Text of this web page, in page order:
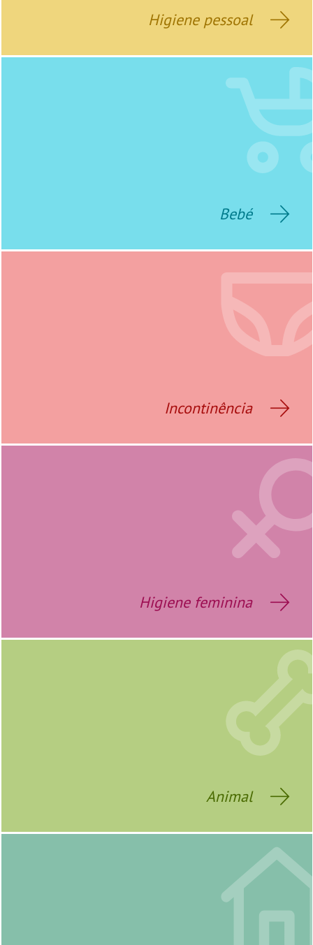
Higiene pessoal
Bebé
Incontinência
Higiene feminina
Animal